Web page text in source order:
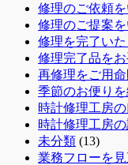
修理のご依頼を
修理のご提案を
修理を完了いた
修理完了品をお
再修理をご用命
季節のお便りを
時計修理工房の
時計修理工房の
未分類 (13)
業務フローを見